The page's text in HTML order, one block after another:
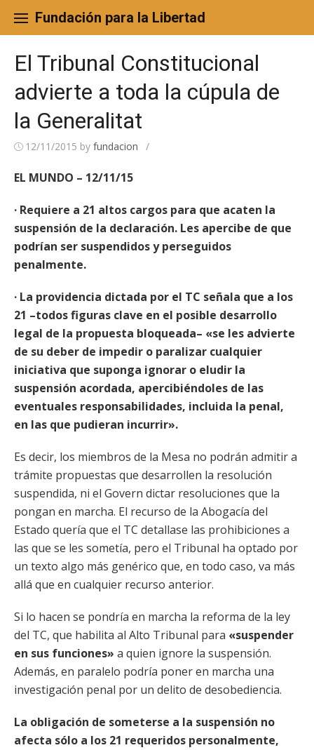
content
Fundación para la Libertad
El Tribunal Constitucional
advierte a toda la cúpula de
la Generalitat
12/11/2015 by fundacion /
EL MUNDO – 12/11/15
· Requiere a 21 altos cargos para que acaten la
suspensión de la declaración. Les apercibe de que
podrían ser suspendidos y perseguidos
penalmente.
· La providencia dictada por el TC señala que a los
21 –todos figuras clave en el posible desarrollo
legal de la propuesta bloqueada– «se les advierte
de su deber de impedir o paralizar cualquier
iniciativa que suponga ignorar o eludir la
suspensión acordada, apercibiéndoles de las
eventuales responsabilidades, incluida la penal,
en las que pudieran incurrir».
Es decir, los miembros de la Mesa no podrán admitir a
trámite propuestas que desarrollen la resolución
suspendida, ni el Govern dictar resoluciones que la
pongan en marcha. El recurso de la Abogacía del
Estado quería que el TC detallase las prohibiciones a
las que se les sometía, pero el Tribunal ha optado por
un texto algo más genérico que, en todo caso, va más
allá que en cualquier recurso anterior.
Si lo hacen se pondría en marcha la reforma de la ley
del TC, que habilita al Alto Tribunal para «suspender
en sus funciones» a quien ignore la suspensión.
Además, en paralelo podría poner en marcha una
investigación penal por un delito de desobediencia.
La obligación de someterse a la suspensión no
afecta sólo a los 21 requeridos personalmente,